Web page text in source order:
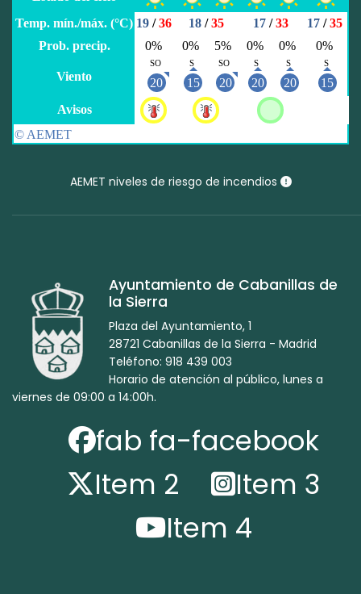
AEMET niveles de riesgo de incendios
Ayuntamiento de Cabanillas de
la Sierra
Plaza del Ayuntamiento, 1
28721 Cabanillas de la Sierra - Madrid
Teléfono: 918 439 003
Horario de atención al público, lunes a
viernes de 09:00 a 14:00h.
fab fa-facebook
Item 2
Item 3
Item 4